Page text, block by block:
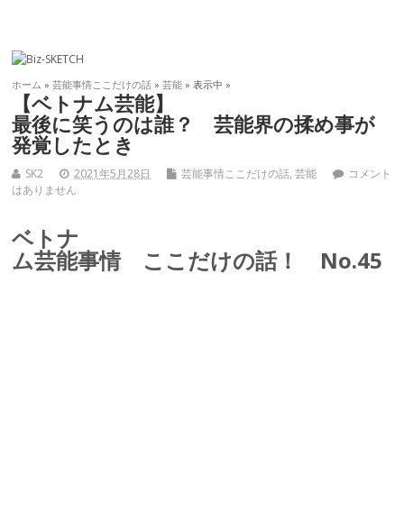
ホーム »芸能事情ここだけの話 »芸能 » 表示中 »
【ベトナム芸能】
最後に笑うのは誰？ 芸能界の揉め事が
発覚したとき
SK2 2021年5月28日 芸能事情ここだけの話,芸能
コメント
はありません
ベトナ
ム芸能事情 ここだけの話！ No.45